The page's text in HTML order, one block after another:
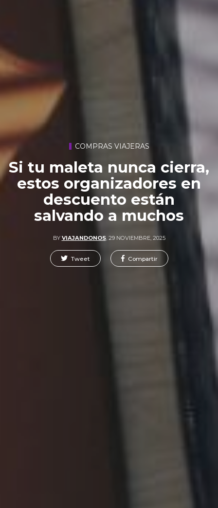
COMPRAS VIAJERAS
Si tu maleta nunca cierra,
estos organizadores en
descuento están
salvando a muchos
BY VIAJANDONOS, 29 NOVIEMBRE, 2025
Tweet Compartir